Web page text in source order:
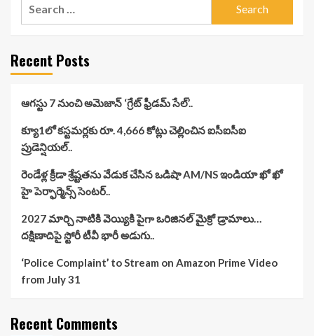
Recent Posts
ఆగస్టు 7 నుంచి అమెజాన్ ‘గ్రేట్ ఫ్రీడమ్ సేల్’..
క్యూ1లో కస్టమర్లకు రూ. 4,666 కోట్లు చెల్లించిన ఐసీఐసీఐ
ప్రుడెన్షియల్..
రెండేళ్ల క్రీడా శ్రేష్టతను వేడుక చేసిన ఒడిషా AM/NS ఇండియా ఖో ఖో
హై పెర్ఫార్మెన్స్ సెంటర్..
2027 మార్చి నాటికి వెయ్యికి పైగా ఒరిజినల్ మైక్రో డ్రామాలు…
దక్షిణాదిపై స్టోరీ టీవీ భారీ అడుగు..
‘Police Complaint’ to Stream on Amazon Prime Video
from July 31
Recent Comments